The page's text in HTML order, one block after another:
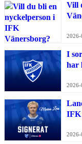
Vill
2026-
I
har
2026-
IFK
2026-